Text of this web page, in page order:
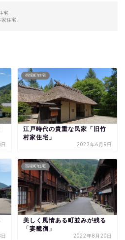
宅
住宅」
宿場町/住宅
江戸時代の貴重な民家「旧竹
村家住宅」
2022年6月9日
宿場町/住宅
美しく風情ある町並みが残る
「妻籠宿」
2022年8月20日